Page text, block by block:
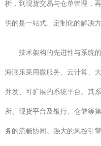
析，到现货交易与仓单管理，
供的是一站式、定制化的解决方
技术架构的先进性与系统
海涨乐采用微服务、云计算、
并发、可扩展的系统平台。其
所、现货平台及银行、仓储等
务的流畅协同。强大的风控引